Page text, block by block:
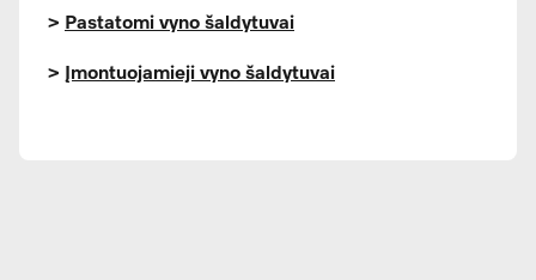
> Pastatomi vyno šaldytuvai
> Įmontuojamieji vyno šaldytuvai